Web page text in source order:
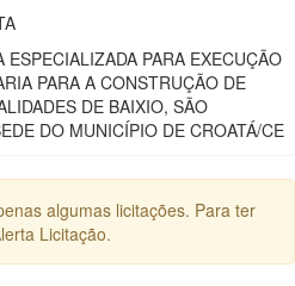
PARA EXECUÇÃO
PARA A CONSTRUÇÃO DE
DE BAIXIO, SÃO
DO MUNICÍPIO DE CROATÁ/CE
algumas licitações. Para ter
Licitação.